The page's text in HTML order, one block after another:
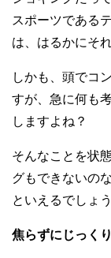
スポーツである
は、はるかにそ
しかも、頭でコ
すが、急に何も
しますよね？
そんなことを状
グもできないの
といえるでしょう
焦らずにじっく